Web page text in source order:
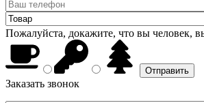
Пожалуйста, докажите, что вы человек,
Заказать звонок